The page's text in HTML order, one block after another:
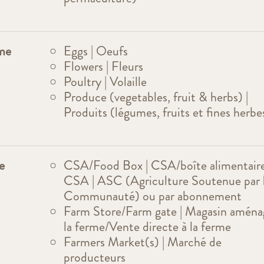
Eggs | Oeufs
Flowers | Fleurs
Poultry | Volaille
Produce (vegetables, fruit & herbs) |
Produits (légumes, fruits et fines
CSA/Food Box | CSA/boîte
CSA | ASC (Agriculture Soutenue par
Communauté) ou par abonnement
Farm Store/Farm gate | Magasin
la ferme/Vente directe à la ferme
Farmers Market(s) | Marché de
producteurs